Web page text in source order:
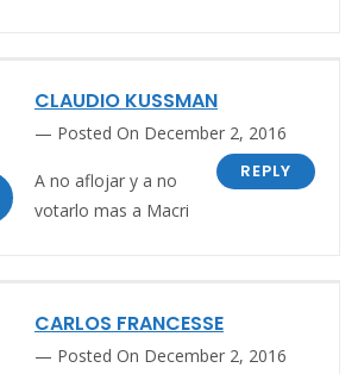
CLAUDIO KUSSMAN
Posted On December 2, 2016
REPLY
A no aflojar y a no
votarlo mas a Macri
CARLOS FRANCESSE
Posted On December 2, 2016